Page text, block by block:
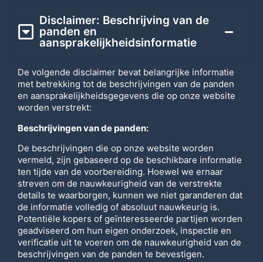
Disclaimer: Beschrijving van de
panden en
aansprakelijkheidsinformatie
De volgende disclaimer bevat belangrijke informatie
met betrekking tot de beschrijvingen van de panden
en aansprakelijkheidsgegevens die op onze website
worden verstrekt:
Beschrijvingen van de panden:
De beschrijvingen die op onze website worden
vermeld, zijn gebaseerd op de beschikbare informatie
ten tijde van de voorbereiding. Hoewel we ernaar
streven om de nauwkeurigheid van de verstrekte
details te waarborgen, kunnen we niet garanderen dat
de informatie volledig of absoluut nauwkeurig is.
Potentiële kopers of geïnteresseerde partijen worden
geadviseerd om hun eigen onderzoek, inspectie en
verificatie uit te voeren om de nauwkeurigheid van de
beschrijvingen van de panden te bevestigen.